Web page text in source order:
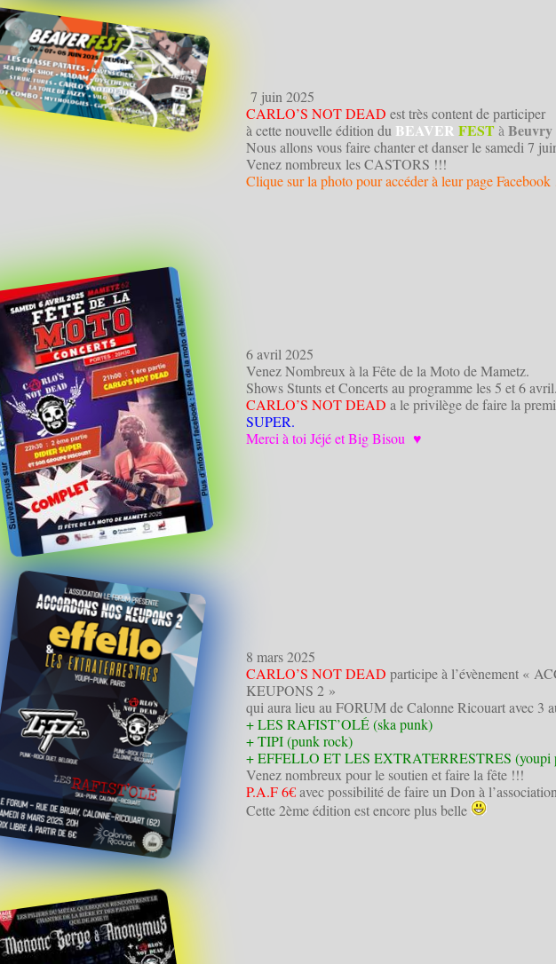
7 juin 2025
CARLO’S NOT DEAD est très content de participer
à cette nouvelle édition du BEAVER FESTà
Nous allons vous faire chanter et danser le samedi 7
Venez nombreux les CASTORS !!!
Clique sur la photo pour accéder à leur page
6 avril 2025
Venez Nombreux à la Fête de la Moto de Mametz.
Shows Stunts et Concerts au programme les 5 et 6 avril.
CARLO’S NOT DEAD a le privilège de faire la
SUPER.
Merci à toi Jéjé et Big Bisou ♥
8 mars 2025
CARLO’S NOT DEAD participe à l’évènement «
KEUPONS 2 »
qui aura lieu au FORUM de Calonne Ricouart avec 3
+ LES RAFIST’OLÉ (ska punk)
+ TIPI (punk rock)
+ EFFELLO ET LES EXTRATERRESTRES (youpi
Venez nombreux pour le soutien et faire la fête !!!
P.A.F 6€avec possibilité de faire un Don à
Cette 2ème édition est encore plus belle